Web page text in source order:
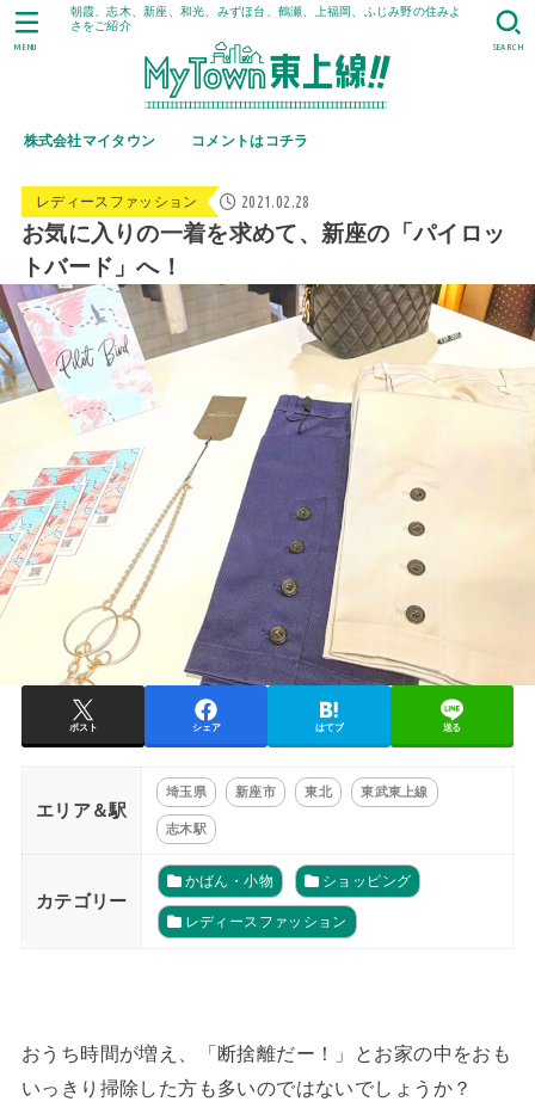
朝霞、志木、新座、和光、みずほ台、鶴瀬、上福岡、ふじみ野の住みよ
さをご紹介
株式会社マイタウン コメントはコチラ
SEARCH
MENU
レディースファッション 2021.02.28
お気に入りの一着を求めて、新座の「パイロッ
トバード」へ！
ポスト シェア はてブ 送る
エリア＆駅
埼玉県 新座市 東北 東武東上線
志木駅
カテゴリー
かばん・小物 ショッピング
レディースファッション
おうち時間が増え、「断捨離だー！」とお家の中をおも
いっきり掃除した方も多いのではないでしょうか？